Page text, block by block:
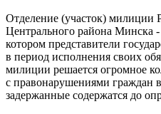
Отделение (участок) милиции
Центрального района Минска -
котором представители
в период исполнения своих
милиции решается огромное
с правонарушениями граждан
задержанные содержатся до